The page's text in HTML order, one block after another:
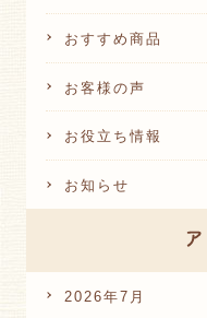
おすすめ商品
お客様の声
お役立ち情報
お知らせ
2026年7月